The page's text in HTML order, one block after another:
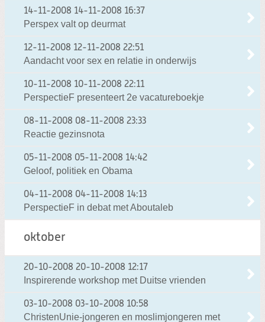
14-11-2008 14-11-2008 16:37
Perspex valt op deurmat
12-11-2008 12-11-2008 22:51
Aandacht voor sex en relatie in onderwijs
10-11-2008 10-11-2008 22:11
PerspectieF presenteert 2e vacatureboekje
08-11-2008 08-11-2008 23:33
Reactie gezinsnota
05-11-2008 05-11-2008 14:42
Geloof, politiek en Obama
04-11-2008 04-11-2008 14:13
PerspectieF in debat met Aboutaleb
oktober
20-10-2008 20-10-2008 12:17
Inspirerende workshop met Duitse vrienden
03-10-2008 03-10-2008 10:58
ChristenUnie-jongeren en moslimjongeren met